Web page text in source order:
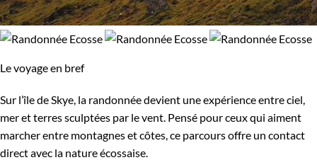
Le voyage en bref
Sur l’île de Skye, la randonnée devient une expérience entre ciel,
mer et terres sculptées par le vent. Pensé pour ceux qui aiment
marcher entre montagnes et côtes, ce parcours offre un contact
direct avec la nature écossaise.